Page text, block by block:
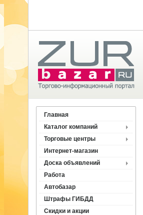
Главная
Каталог компаний
Торговые центры
Интернет-магазин
Доска объявлений
Работа
Автобазар
Штрафы ГИБДД
Скидки и акции